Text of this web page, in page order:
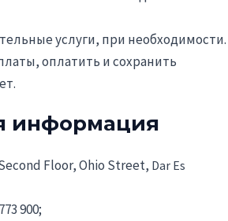
услуги, при необходимости.
оплатить и сохранить
информация
Floor, Ohio Street, Dar Es
900;